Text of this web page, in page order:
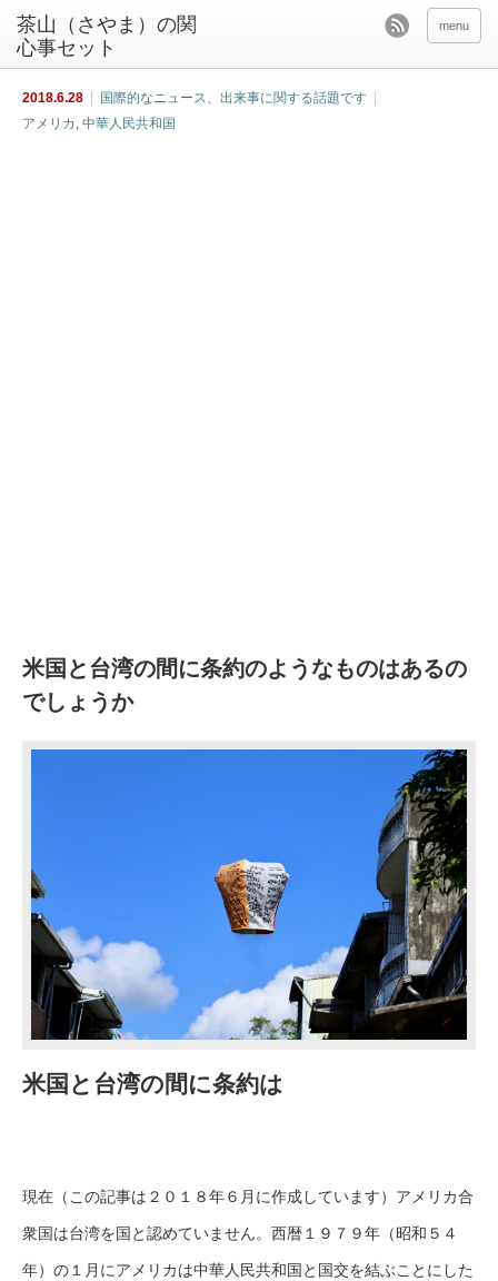
茶山（さやま）の関
心事セット
menu
2018.6.28
国際的なニュース、出来事に関する話題です
アメリカ , 中華人民共和国
米国と台湾の間に条約のようなものはあるの
でしょうか
米国と台湾の間に条約は
現在（この記事は２０１８年６月に作成しています）アメリカ合
衆国は台湾を国と認めていません。西暦１９７９年（昭和５４
年）の１月にアメリカは中華人民共和国と国交を結ぶことにした